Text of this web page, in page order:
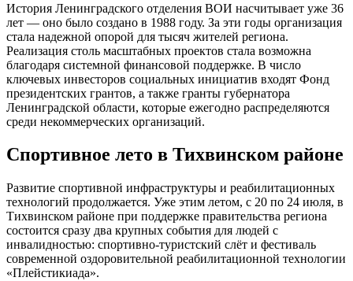
История Ленинградского отделения ВОИ насчитывает уже 36
лет — оно было создано в 1988 году. За эти годы организация
стала надежной опорой для тысяч жителей региона.
Реализация столь масштабных проектов стала возможна
благодаря системной финансовой поддержке. В число
ключевых инвесторов социальных инициатив входят Фонд
президентских грантов, а также гранты губернатора
Ленинградской области, которые ежегодно распределяются
среди некоммерческих организаций.
Спортивное лето в Тихвинском районе
Развитие спортивной инфраструктуры и реабилитационных
технологий продолжается. Уже этим летом, с 20 по 24 июля, в
Тихвинском районе при поддержке правительства региона
состоится сразу два крупных события для людей с
инвалидностью: спортивно-туристский слёт и фестиваль
современной оздоровительной реабилитационной технологии
«Плейстикиада».